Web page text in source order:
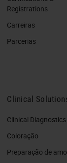
Registrations
Carreiras
Parcerias
Clinical
Clinical
Coloração
Preparação de